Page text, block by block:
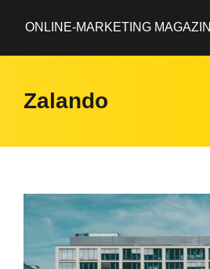
ONLINE-MARKETING MAGAZIN
Zalando